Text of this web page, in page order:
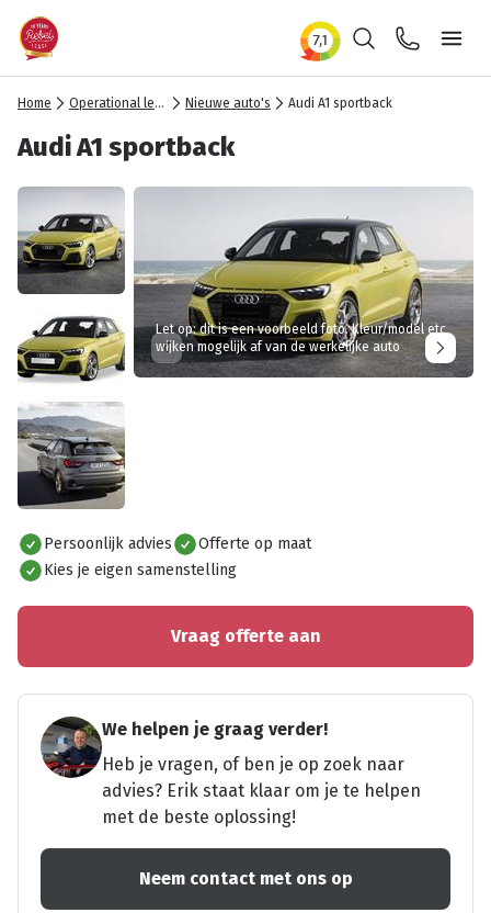
ZoekenContact
Home Operational lease Nieuwe auto's Audi A1 sportback
Audi A1 sportback
Alles bekijken
Let op: dit is een voorbeeld foto. Kleur/model etc
wijken mogelijk af van de werkelijke auto
Persoonlijk advies
Offerte op maat
Kies je eigen samenstelling
Vraag offerte aan
We helpen je graag verder!
Heb je vragen, of ben je op zoek naar
advies? Erik staat klaar om je te helpen
met de beste oplossing!
Neem contact met ons op